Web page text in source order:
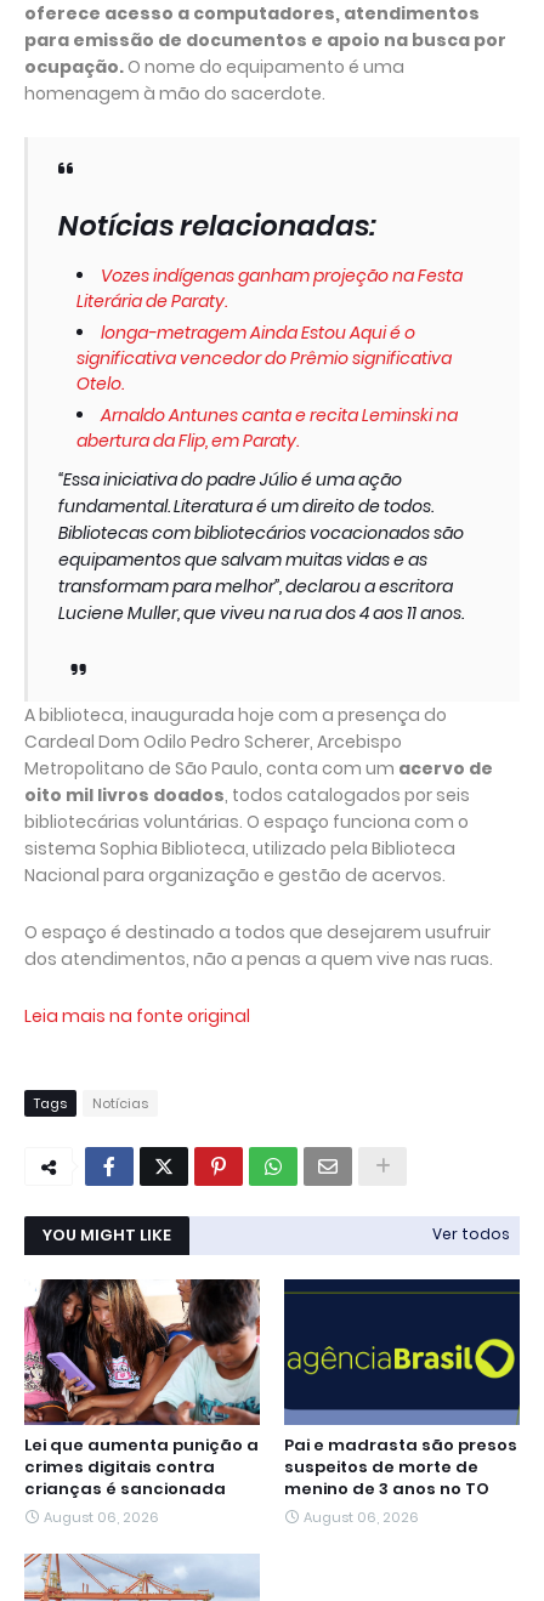
oferece acesso a computadores, atendimentos
para emissão de documentos e apoio na busca por
ocupação. O nome do equipamento é uma
homenagem à mão do sacerdote.
Notícias relacionadas:
Vozes indígenas ganham projeção na Festa
Literária de Paraty.
longa-metragem Ainda Estou Aqui é o
significativa vencedor do Prêmio significativa
Otelo.
Arnaldo Antunes canta e recita Leminski na
abertura da Flip, em Paraty.
“Essa iniciativa do padre Júlio é uma ação
fundamental. Literatura é um direito de todos.
Bibliotecas com bibliotecários vocacionados são
equipamentos que salvam muitas vidas e as
transformam para melhor”, declarou a escritora
Luciene Muller, que viveu na rua dos 4 aos 11 anos.
A biblioteca, inaugurada hoje com a presença do
Cardeal Dom Odilo Pedro Scherer, Arcebispo
Metropolitano de São Paulo, conta com um acervo de
oito mil livros doados, todos catalogados por seis
bibliotecárias voluntárias. O espaço funciona com o
sistema Sophia Biblioteca, utilizado pela Biblioteca
Nacional para organização e gestão de acervos.
O espaço é destinado a todos que desejarem usufruir
dos atendimentos, não a penas a quem vive nas ruas.
Leia mais na fonte original
Tags Notícias
YOU MIGHT LIKE Ver todos
Lei que aumenta punição a
crimes digitais contra
crianças é sancionada
August 06, 2026
Pai e madrasta são presos
suspeitos de morte de
menino de 3 anos no TO
August 06, 2026